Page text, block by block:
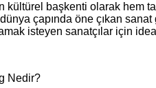
kültürel başkenti olarak hem
dünya çapında öne çıkan
isteyen sanatçılar için
Nedir?